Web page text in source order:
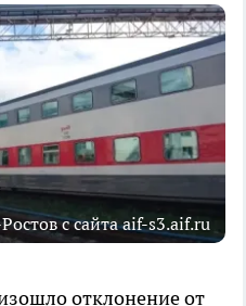
с сайта aif-s3.aif.ru
отклонение от